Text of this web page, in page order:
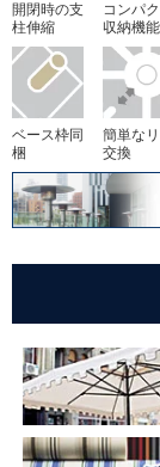
開閉時の支
柱伸縮
コンパ
収納機能
ベース枠同
梱
簡単な
交換